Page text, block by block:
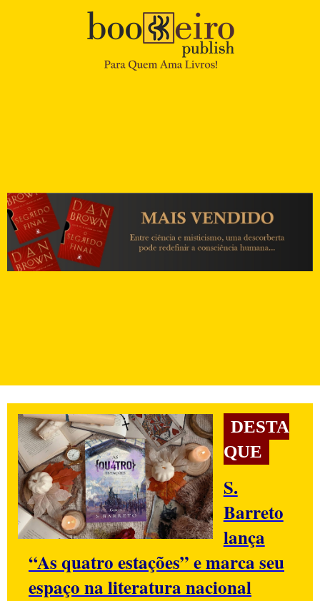
DESTA
QUE
S.
Barreto
lança
“As quatro estações” e marca seu
espaço na literatura nacional